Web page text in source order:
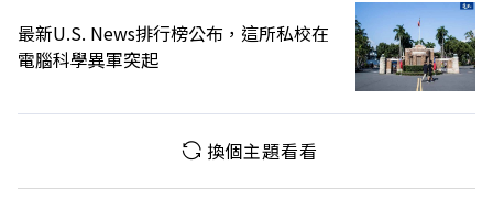
最新U.S. News排行榜公布，這所私校在
電腦科學異軍突起
換個主題看看